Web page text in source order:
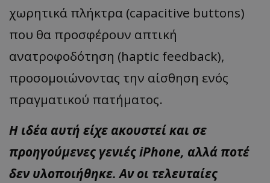
χωρητικά πλήκτρα (capacitive buttons)
που θα προσφέρουν απτική
ανατροφοδότηση (haptic feedback),
προσομοιώνοντας την αίσθηση ενός
πραγματικού πατήματος.
Η ιδέα αυτή είχε ακουστεί και σε
προηγούμενες γενιές iPhone, αλλά ποτέ
δεν υλοποιήθηκε. Αν οι τελευταίες